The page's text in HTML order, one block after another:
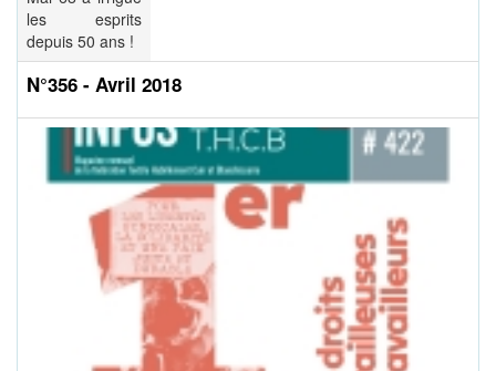
les esprits
depuis 50 ans !
N°356 - Avril 2018